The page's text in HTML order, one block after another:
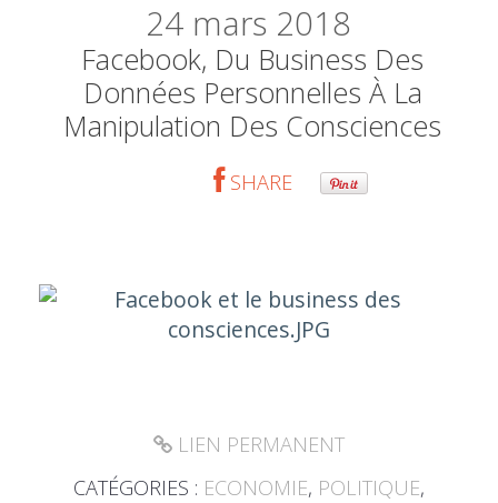
24 mars 2018
Facebook, Du Business Des
Données Personnelles À La
Manipulation Des Consciences
SHARE
LIEN PERMANENT
CATÉGORIES : ECONOMIE, POLITIQUE,